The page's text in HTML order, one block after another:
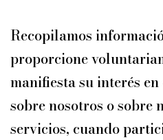
Recopilamos
proporcione
manifiesta su interés
sobre nosotros o sobre
servicios, cuando